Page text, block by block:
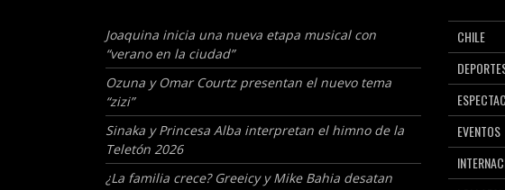
Joaquina inicia una nueva etapa musical con
“verano en la ciudad”
Ozuna y Omar Courtz presentan el nuevo tema
“zizi”
Sinaka y Princesa Alba interpretan el himno de la
Teletón 2026
¿La familia crece? Greeicy y Mike Bahia desatan
CHILE
EVENTOS